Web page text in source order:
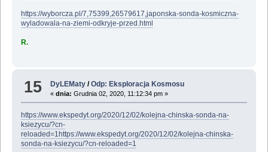
https://wyborcza.pl/7,75399,26579617,japonska-sonda-kosmiczna-
wyladowala-na-ziemi-odkryje-przed.html
R.
15 DyLEMaty /Odp: Eksploracja Kosmosu
«dnia: Grudnia 02, 2020, 11:12:34 pm »
https://www.ekspedyt.org/2020/12/02/kolejna-chinska-sonda-na-
ksiezycu/?cn-
reloaded=1https://www.ekspedyt.org/2020/12/02/kolejna-chinska-
sonda-na-ksiezycu/?cn-reloaded=1